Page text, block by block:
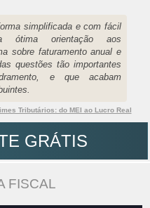
simplificada e com fácil
ótima orientação aos
sobre faturamento anual e
questões tão importantes
e que acabam
Tributários: do MEI ao Lucro Real
GRÁTIS
FISCAL